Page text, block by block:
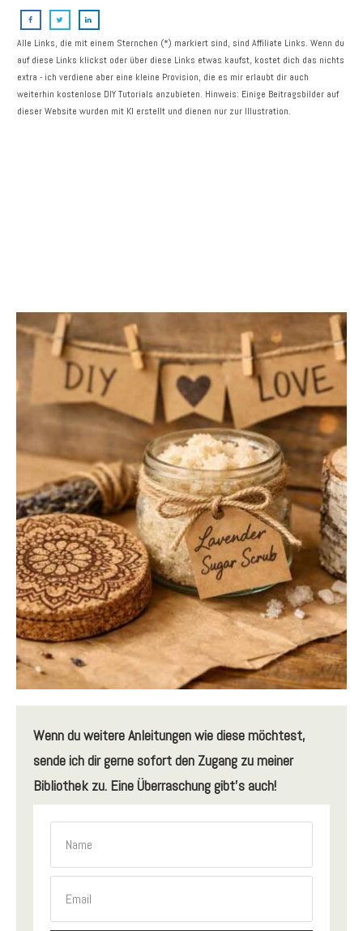
Alle Links, die mit einem Sternchen (*) markiert sind, sind Affiliate Links. Wenn du
auf diese Links klickst oder über diese Links etwas kaufst, kostet dich das nichts
extra - ich verdiene aber eine kleine Provision, die es mir erlaubt dir auch
weiterhin kostenlose DIY Tutorials anzubieten. Hinweis: Einige Beitragsbilder auf
dieser Website wurden mit KI erstellt und dienen nur zur Illustration.
Wenn du weitere Anleitungen wie diese möchtest,
sende ich dir gerne sofort den Zugang zu meiner
Bibliothek zu. Eine Überraschung gibt's auch!